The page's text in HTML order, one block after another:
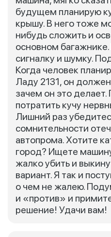
будущем планирую
крышу. В него тоже
нибудь сложить и
основном
сигналку и шумку.
Когда человек
Ладу 2131, он
зачем он это делает.
потратить кучу
Лишний раз
сомнительности
автопрома. Хотите
город? Ищете
жалко убить и
вариант. Я так и
о чем не жалею.
и «против» и
решение! Удачи вам!